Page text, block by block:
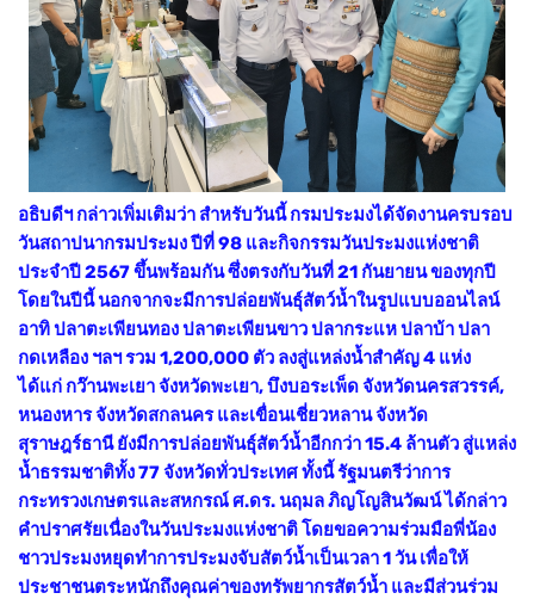
อธิบดีฯ กล่าวเพิ่มเติมว่า สำหรับวันนี้ กรมประมงได้จัดงานครบรอบ
วันสถาปนากรมประมง ปีที่ 98 และกิจกรรมวันประมงแห่งชาติ
ประจำปี 2567 ขึ้นพร้อมกัน ซึ่งตรงกับวันที่ 21 กันยายน ของทุกปี
โดยในปีนี้ นอกจากจะมีการปล่อยพันธุ์สัตว์น้ำในรูปแบบออนไลน์
อาทิ ปลาตะเพียนทอง ปลาตะเพียนขาว ปลากระแห ปลาบ้า ปลา
กดเหลือง ฯลฯ รวม 1,200,000 ตัว ลงสู่แหล่งน้ำสำคัญ 4 แห่ง
ได้แก่ กว๊านพะเยา จังหวัดพะเยา, บึงบอระเพ็ด จังหวัดนครสวรรค์,
หนองหาร จังหวัดสกลนคร และเขื่อนเชี่ยวหลาน จังหวัด
สุราษฎร์ธานี ยังมีการปล่อยพันธุ์สัตว์น้ำอีกกว่า 15.4 ล้านตัว สู่แหล่ง
น้ำธรรมชาติทั้ง 77 จังหวัดทั่วประเทศ ทั้งนี้ รัฐมนตรีว่าการ
กระทรวงเกษตรและสหกรณ์ ศ.ดร. นฤมล ภิญโญสินวัฒน์ ได้กล่าว
คำปราศรัยเนื่องในวันประมงแห่งชาติ โดยขอความร่วมมือพี่น้อง
ชาวประมงหยุดทำการประมงจับสัตว์น้ำเป็นเวลา 1 วัน เพื่อให้
ประชาชนตระหนักถึงคุณค่าของทรัพยากรสัตว์น้ำ และมีส่วนร่วม